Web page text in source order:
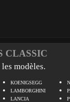
CLASSIC
modèles.
KOENIGSEGG
LAMBORGHINI
LANCIA